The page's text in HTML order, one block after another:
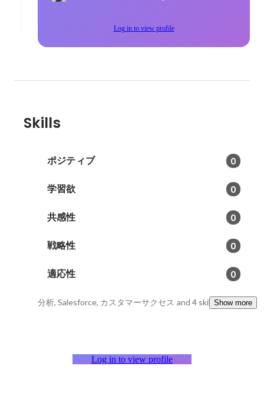
Log in to view profile
Skills
ポジティブ 0
学習欲 0
共感性 0
戦略性 0
適応性 0
分析, Salesforce, カスタマーサクセス and 4 skillsShow more
Log in to view profile